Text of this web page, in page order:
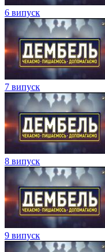
6 випуск
7 випуск
8 випуск
9 випуск